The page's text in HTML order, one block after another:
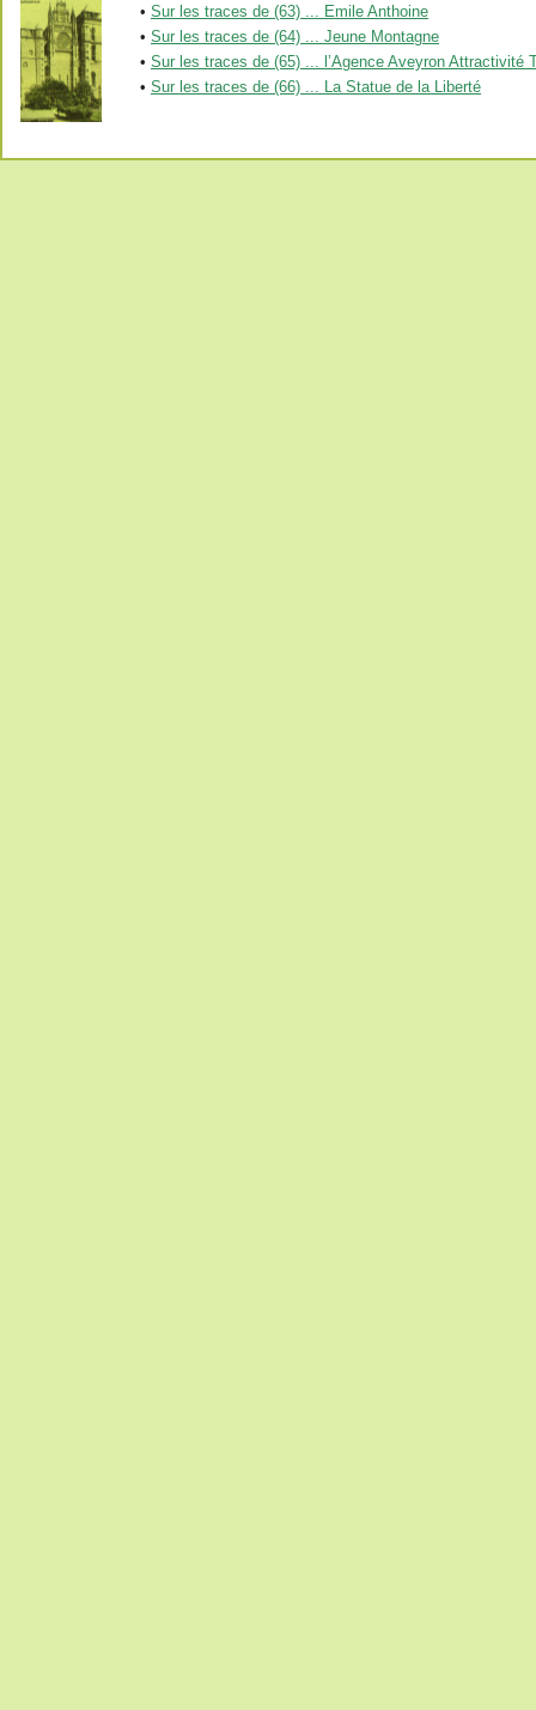
• Sur les traces de (63) ... Emile Anthoine
• Sur les traces de (64) ... Jeune Montagne
• Sur les traces de (65) ... l’Agence Aveyron Attractivité
• Sur les traces de (66) ... La Statue de la Liberté